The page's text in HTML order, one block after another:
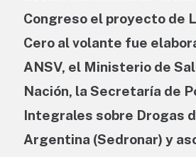
Congreso el proyecto de
Cero al volante fue
ANSV, el Ministerio de
Nación, la Secretaría de
Integrales sobre Drogas
Argentina (Sedronar) y